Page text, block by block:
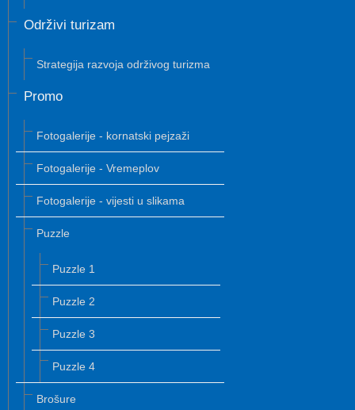
Održivi turizam
Strategija razvoja održivog turizma
Promo
Fotogalerije - kornatski pejzaži
Fotogalerije - Vremeplov
Fotogalerije - vijesti u slikama
Puzzle
Puzzle 1
Puzzle 2
Puzzle 3
Puzzle 4
Brošure